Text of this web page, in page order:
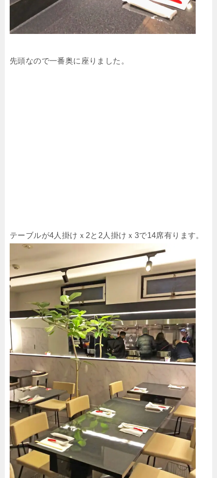
先頭なので一番奥に座りました。
テーブルが4人掛けｘ2と2人掛けｘ3で14席有ります。